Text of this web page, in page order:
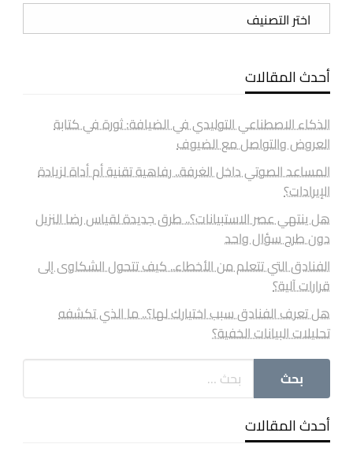
تصنيفات
أحدث المقالات
الذكاء الاصطناعي التوليدي في الضيافة: ثورة في كتابة
العروض والتواصل مع الضيوف
المساعد الصوتي داخل الغرفة.. رفاهية تقنية أم أداة لزيادة
الإيرادات؟
هل ينتهي عصر الاستبيانات؟.. طرق جديدة لقياس رضا النزيل
دون طرح سؤال واحد
الفنادق التي تتعلم من الأخطاء.. كيف تتحول الشكاوى إلى
قرارات آلية؟
هل تعرف الفنادق سبب اختيارك لها؟.. ما الذي تكشفه
تحليلات البيانات الخفية؟
أحدث المقالات